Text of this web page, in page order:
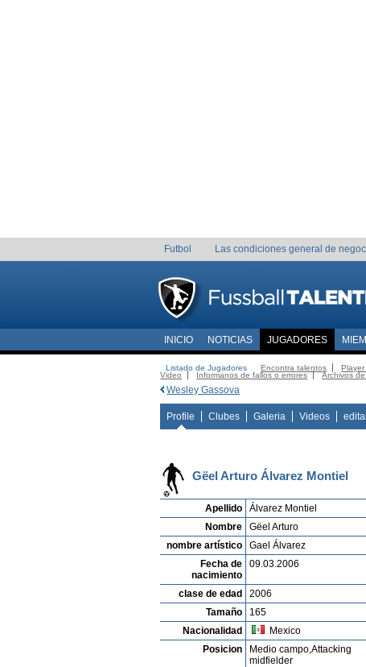
Futbol Las condiciones general de
INICIO NOTICIAS JUGADORES
Listado de Jugadores Encontra talentos Player
Video
Informanos de fallos o errores Archivos
Wesley Gassova
Profile Clubes Galeria Videos
Gëel Arturo Álvarez Montiel
Apellido
Álvarez Montiel
Nombre
Gëel Arturo
nombre artístico
Gael Álvarez
Fecha de
nacimiento
09.03.2006
clase de edad
2006
Tamaño
165
Nacionalidad
Mexico
Posicion
Medio campo,Attacking
midfielder